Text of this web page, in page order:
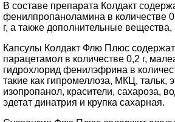
В составе препарата Колдакт
фенилпропаноламина в количестве
г, а также дополнительные
Капсулы Колдакт Флю Плюс
парацетамол в количестве 0,2 г,
гидрохлорид фенилэфрина в
такие как гипромеллоза, МКЦ, тальк,
изопропанол, красители, сахароза,
эдетат динатрия и крупка сахарная.